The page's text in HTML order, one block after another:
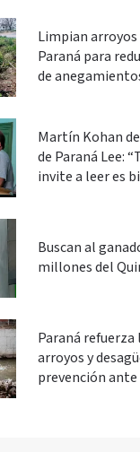
Limpian arroyos
Paraná para
de
Martín Kohan
de Paraná Lee:
invite a leer es
Buscan al
millones del
Paraná
arroyos y
prevención